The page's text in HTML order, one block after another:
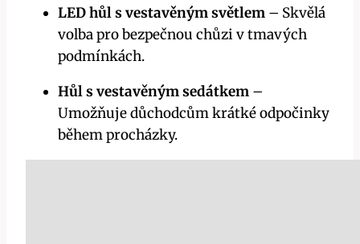
LED hůl s vestavěným světlem – Skvělá
volba pro bezpečnou chůzi v tmavých
podmínkách.
Hůl s vestavěným sedátkem –
Umožňuje důchodcům krátké odpočinky
během procházky.